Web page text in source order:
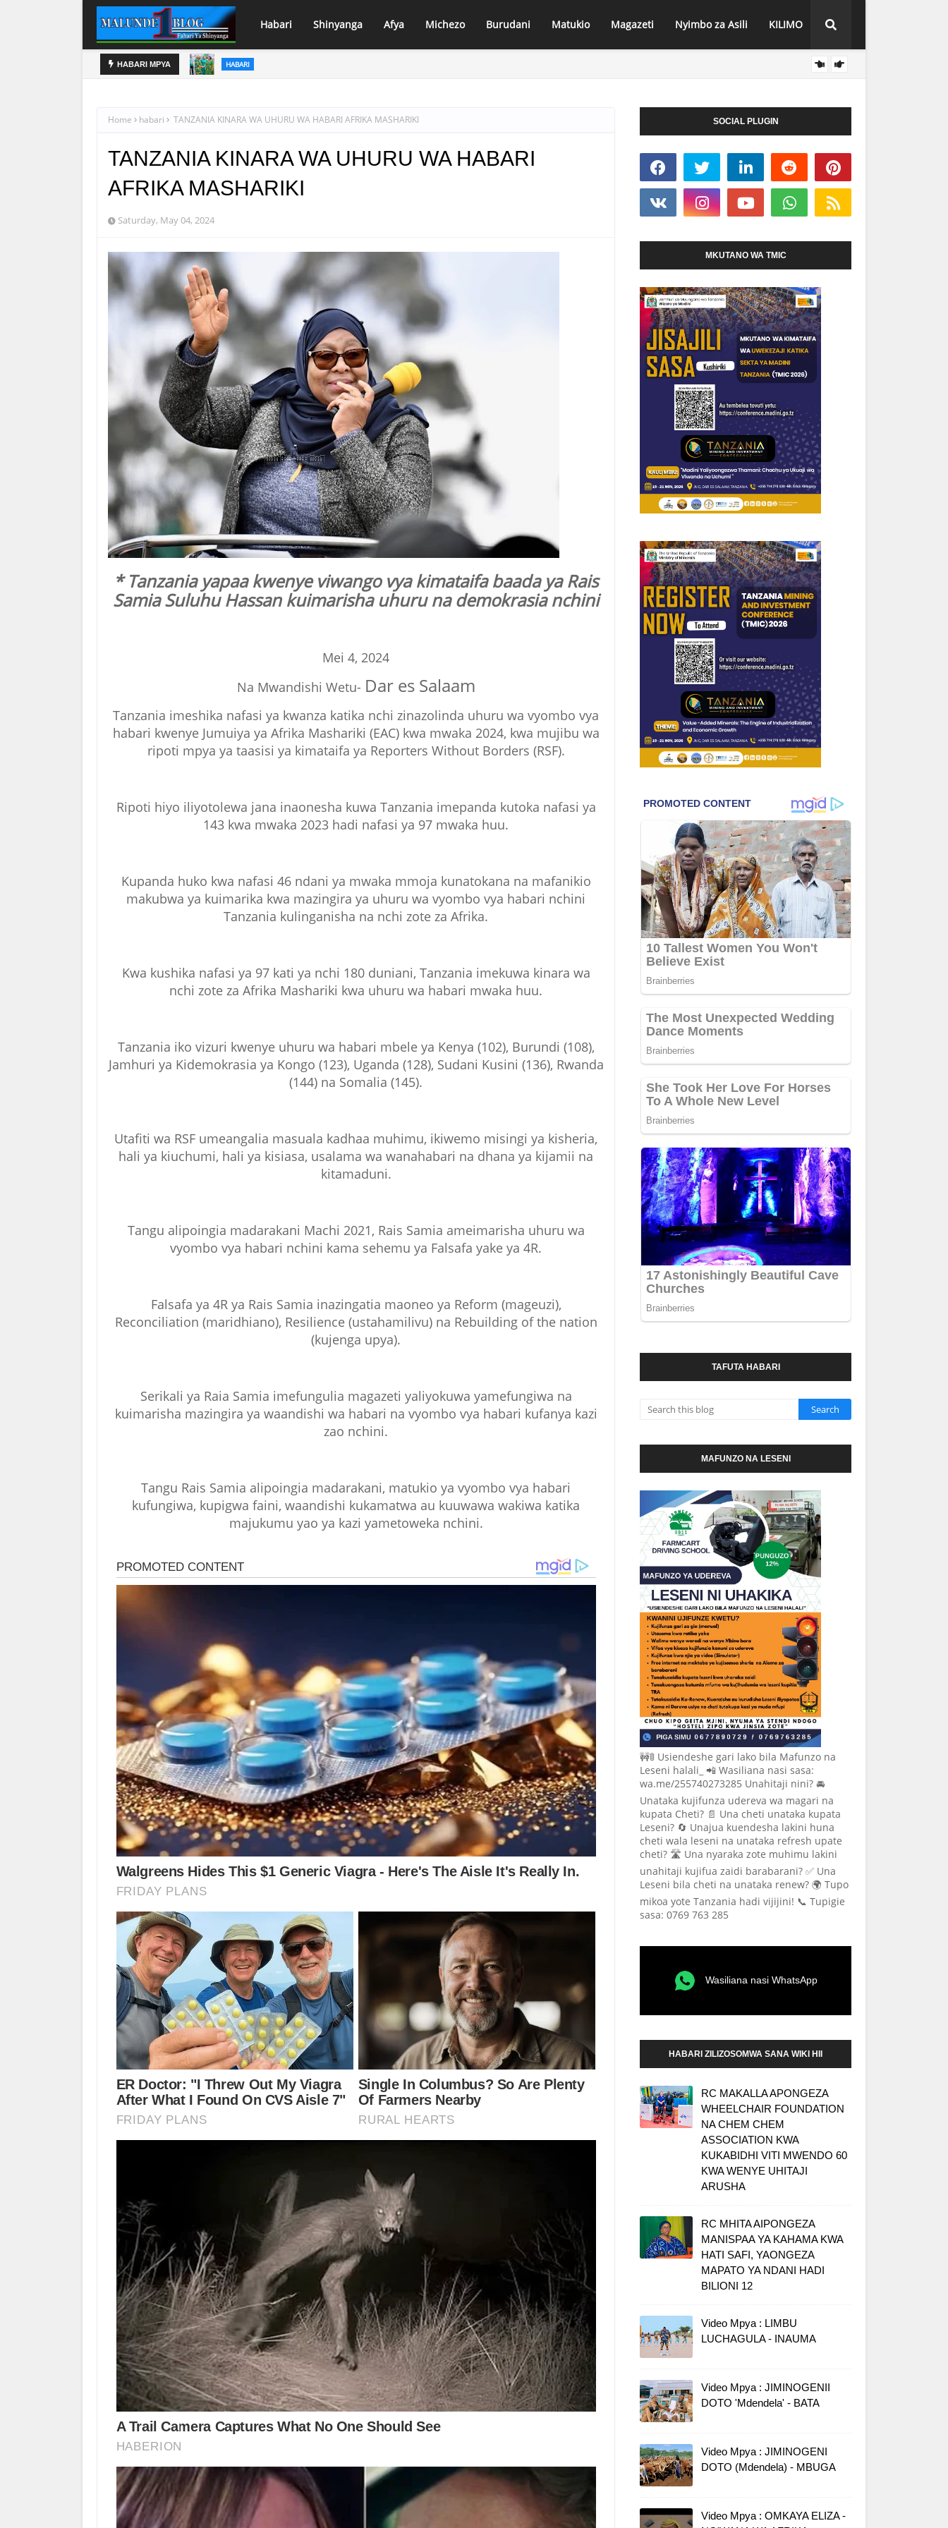
Habari Shinyanga Afya Michezo Burudani Matukio Magazeti Nyimbo za Asili KILIMO
HABARI MPYA HABARI
Home habari TANZANIA KINARA WA UHURU WA HABARI AFRIKA MASHARIKI
TANZANIA KINARA WA UHURU WA HABARI
AFRIKA MASHARIKI
Saturday, May 04, 2024
* Tanzania yapaa kwenye viwango vya kimataifa baada ya Rais
Samia Suluhu Hassan kuimarisha uhuru na demokrasia nchini
Mei 4, 2024
Na Mwandishi Wetu- Dar es Salaam
Tanzania imeshika nafasi ya kwanza katika nchi zinazolinda uhuru wa vyombo vya
habari kwenye Jumuiya ya Afrika Mashariki (EAC) kwa mwaka 2024, kwa mujibu wa
ripoti mpya ya taasisi ya kimataifa ya Reporters Without Borders (RSF).
Ripoti hiyo iliyotolewa jana inaonesha kuwa Tanzania imepanda kutoka nafasi ya
143 kwa mwaka 2023 hadi nafasi ya 97 mwaka huu.
Kupanda huko kwa nafasi 46 ndani ya mwaka mmoja kunatokana na mafanikio
makubwa ya kuimarika kwa mazingira ya uhuru wa vyombo vya habari nchini
Tanzania kulinganisha na nchi zote za Afrika.
Kwa kushika nafasi ya 97 kati ya nchi 180 duniani, Tanzania imekuwa kinara wa
nchi zote za Afrika Mashariki kwa uhuru wa habari mwaka huu.
Tanzania iko vizuri kwenye uhuru wa habari mbele ya Kenya (102), Burundi (108),
Jamhuri ya Kidemokrasia ya Kongo (123), Uganda (128), Sudani Kusini (136), Rwanda
(144) na Somalia (145).
Utafiti wa RSF umeangalia masuala kadhaa muhimu, ikiwemo misingi ya kisheria,
hali ya kiuchumi, hali ya kisiasa, usalama wa wanahabari na dhana ya kijamii na
kitamaduni.
Tangu alipoingia madarakani Machi 2021, Rais Samia ameimarisha uhuru wa
vyombo vya habari nchini kama sehemu ya Falsafa yake ya 4R.
Falsafa ya 4R ya Rais Samia inazingatia maoneo ya Reform (mageuzi),
Reconciliation (maridhiano), Resilience (ustahamilivu) na Rebuilding of the nation
(kujenga upya).
Serikali ya Raia Samia imefungulia magazeti yaliyokuwa yamefungiwa na
kuimarisha mazingira ya waandishi wa habari na vyombo vya habari kufanya kazi
zao nchini.
Tangu Rais Samia alipoingia madarakani, matukio ya vyombo vya habari
kufungiwa, kupigwa faini, waandishi kukamatwa au kuuwawa wakiwa katika
majukumu yao ya kazi yametoweka nchini.
SOCIAL PLUGIN
MKUTANO WA TMIC
TAFUTA HABARI
MAFUNZO NA LESENI
🚧🚦 Usiendeshe gari lako bila Mafunzo na
Leseni halali_ 📲 Wasiliana nasi sasa:
wa.me/255740273285 Unahitaji nini? 🚘
Unataka kujifunza udereva wa magari na
kupata Cheti? 📄 Una cheti unataka kupata
Leseni? 🔄 Unajua kuendesha lakini huna
cheti wala leseni na unataka refresh upate
cheti? 🛣️ Una nyaraka zote muhimu lakini
unahitaji kujifua zaidi barabarani? ✅ Una
Leseni bila cheti na unataka renew? 🌍 Tupo
mikoa yote Tanzania hadi vijijini! 📞 Tupigie
sasa: 0769 763 285
Wasiliana nasi WhatsApp
HABARI ZILIZOSOMWA SANA WIKI HII
RC MAKALLA APONGEZA
WHEELCHAIR FOUNDATION
NA CHEM CHEM
ASSOCIATION KWA
KUKABIDHI VITI MWENDO 60
KWA WENYE UHITAJI
ARUSHA
RC MHITA AIPONGEZA
MANISPAA YA KAHAMA KWA
HATI SAFI, YAONGEZA
MAPATO YA NDANI HADI
BILIONI 12
Video Mpya : LIMBU
LUCHAGULA - INAUMA
Video Mpya : JIMINOGENII
DOTO 'Mdendela' - BATA
Video Mpya : JIMINOGENI
DOTO (Mdendela) - MBUGA
Video Mpya : OMKAYA ELIZA -